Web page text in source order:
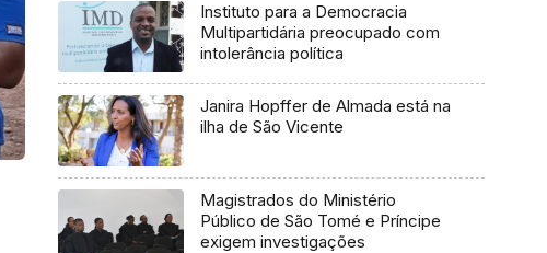
Instituto para a Democracia
Multipartidária preocupado com
intolerância política
Janira Hopffer de Almada está na
ilha de São Vicente
Magistrados do Ministério
Público de São Tomé e Príncipe
exigem investigações